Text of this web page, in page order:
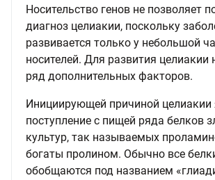
Носительство генов не позволяет
диагноз целиакии, поскольку
развивается только у небольшой
носителей. Для развития целиакии
ряд дополнительных факторов.
Инициирующей причиной целиакии
поступление с пищей ряда белков
культур, так называемых
богаты пролином. Обычно все
обобщаются под названием